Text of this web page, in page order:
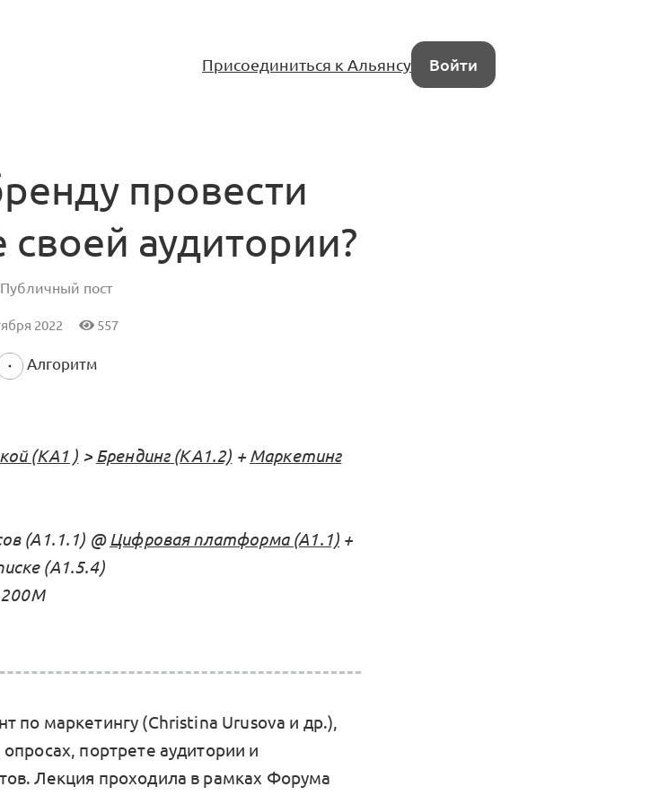
Присоединиться к Альянсу Войти
провести
аудитории?
пост
2022 557
Алгоритм
(KA1 ) > Брендинг (КА1.2) + Маркетинг
(А1.1.1) @ Цифровая платформа (А1.1) +
(А1.5.4)
по маркетингу (Christina Urusova и др.),
портрете аудитории и
Лекция проходила в рамках Форума